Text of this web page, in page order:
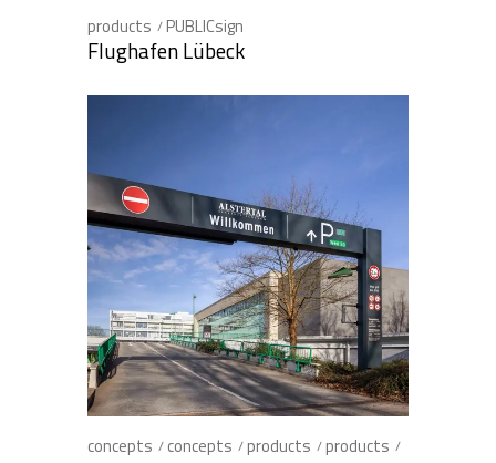
products PUBLICsign
Flughafen Lübeck
concepts concepts products
products